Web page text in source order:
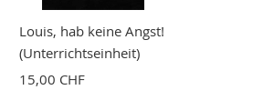
Louis, hab keine Angst!
(Unterrichtseinheit)
15,00 CHF